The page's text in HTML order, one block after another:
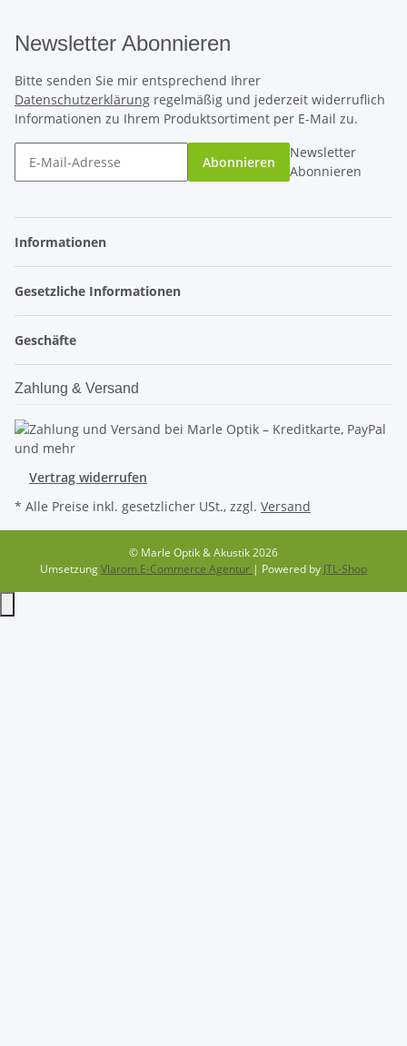
Newsletter Abonnieren
Bitte senden Sie mir entsprechend Ihrer
Datenschutzerklärung regelmäßig und jederzeit widerruflich
Informationen zu Ihrem Produktsortiment per E-Mail zu.
Abonnieren
Newsletter
Abonnieren
Informationen
Gesetzliche Informationen
Geschäfte
Zahlung & Versand
Vertrag widerrufen
* Alle Preise inkl. gesetzlicher USt., zzgl. Versand
© Marle Optik & Akustik 2026
UmsetzungVlarom E-Commerce Agentur | Powered by JTL-Shop